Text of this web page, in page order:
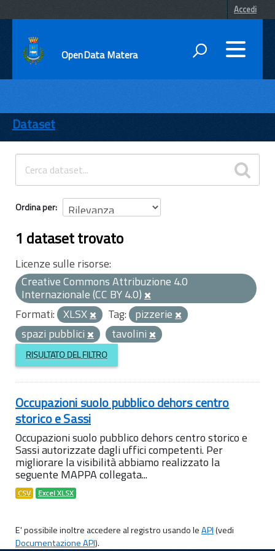
Accedi
OpenData Matera
ENTI
TEMI
INFORMAZIONI
Dataset
Ordina per
1 dataset trovato
Licenze sulle risorse:
Creative Commons Attribuzione 4.0
Internazionale (CC BY 4.0)
Formati: XLSX Tag: pizzerie
spazi pubblici
tavolini
RISULTATO DEL FILTRO
Occupazioni suolo pubblico dehors centro
storico e Sassi
Occupazioni suolo pubblico dehors centro storico e
Sassi autorizzate dagli uffici competenti. Per
migliorare la visibilità abbiamo realizzato la
seguente MAPPA collegata...
CSV Excel XLSX
E' possibile inoltre accedere al registro usando leAPI(vedi
Documentazione API).